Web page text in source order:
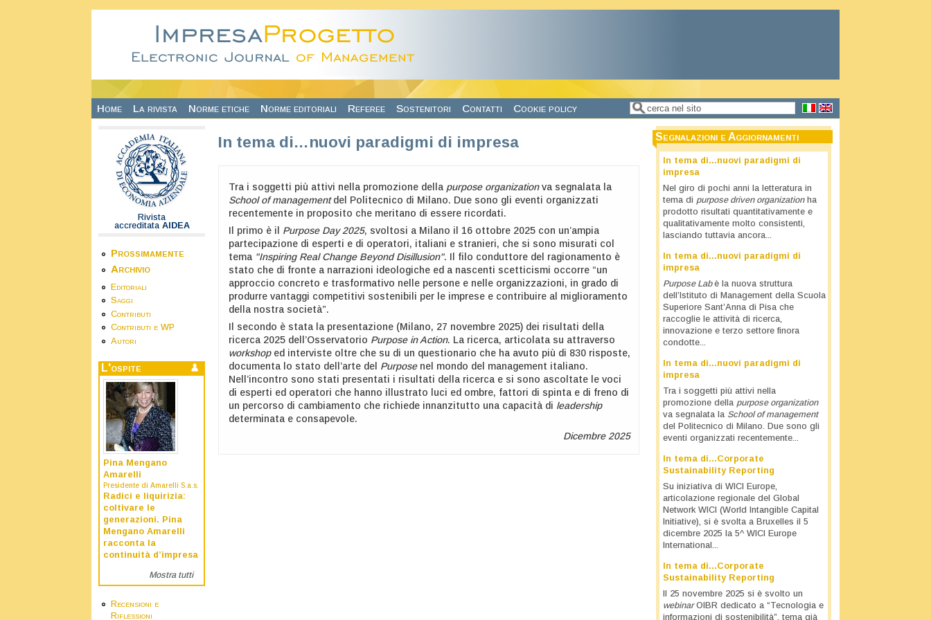
Home La rivista Norme etiche Norme editoriali Referee Sostenitori Contatti Cookie policy Form di ricerca
Cerca
Rivista
accreditata AIDEA
Prossimamente
Archivio
Editoriali
Saggi
Contributi
Contributi e WP
Autori
L'ospite
Pina Mengano
Amarelli
Presidente di Amarelli S.a.s.
Radici e liquirizia:
coltivare le
generazioni. Pina
Mengano Amarelli
racconta la
continuità d’impresa
Mostra tutti
Recensioni e
Riflessioni
In tema di…nuovi paradigmi di impresa
Tra i soggetti più attivi nella promozione della purpose organizationva segnalata la
School of managementdel Politecnico di Milano. Due sono gli eventi organizzati
recentemente in proposito che meritano di essere ricordati.
Il primo è il Purpose Day 2025, svoltosi a Milano il 16 ottobre 2025 con un’ampia
partecipazione di esperti e di operatori, italiani e stranieri, che si sono misurati col
tema "Inspiring Real Change Beyond Disillusion". Il filo conduttore del ragionamento è
stato che di fronte a narrazioni ideologiche ed a nascenti scetticismi occorre “un
approccio concreto e trasformativo nelle persone e nelle organizzazioni, in grado di
produrre vantaggi competitivi sostenibili per le imprese e contribuire al miglioramento
della nostra società”.
Il secondo è stata la presentazione (Milano, 27 novembre 2025) dei risultati della
ricerca 2025 dell’Osservatorio Purpose in Action. La ricerca, articolata su attraverso
workshoped interviste oltre che su di un questionario che ha avuto più di 830 risposte,
documenta lo stato dell’arte del Purposenel mondo del management italiano.
Nell’incontro sono stati presentati i risultati della ricerca e si sono ascoltate le voci
di esperti ed operatori che hanno illustrato luci ed ombre, fattori di spinta e di freno di
un percorso di cambiamento che richiede innanzitutto una capacità di leadership
determinata e consapevole.
Dicembre 2025
Segnalazioni e Aggiornamenti
In tema di…nuovi paradigmi di
impresa
Nel giro di pochi anni la letteratura in
tema di purpose driven organizationha
prodotto risultati quantitativamente e
qualitativamente molto consistenti,
lasciando tuttavia ancora...
In tema di…nuovi paradigmi di
impresa
Purpose Labè la nuova struttura
dell’Istituto di Management della Scuola
Superiore Sant’Anna di Pisa che
raccoglie le attività di ricerca,
innovazione e terzo settore finora
condotte...
In tema di…nuovi paradigmi di
impresa
Tra i soggetti più attivi nella
promozione della purpose organization
va segnalata la School of management
del Politecnico di Milano. Due sono gli
eventi organizzati recentemente...
In tema di…Corporate
Sustainability Reporting
Su iniziativa di WICI Europe,
articolazione regionale del Global
Network WICI (World Intangible Capital
Initiative), si è svolta a Bruxelles il 5
dicembre 2025 la 5^ WICI Europe
International...
In tema di…Corporate
Sustainability Reporting
Il 25 novembre 2025 si è svolto un
webinarOIBR dedicato a “Tecnologia e
informazioni di sostenibilità”, tema già